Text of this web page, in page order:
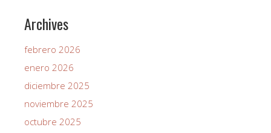
Archives
febrero 2026
enero 2026
diciembre 2025
noviembre 2025
octubre 2025